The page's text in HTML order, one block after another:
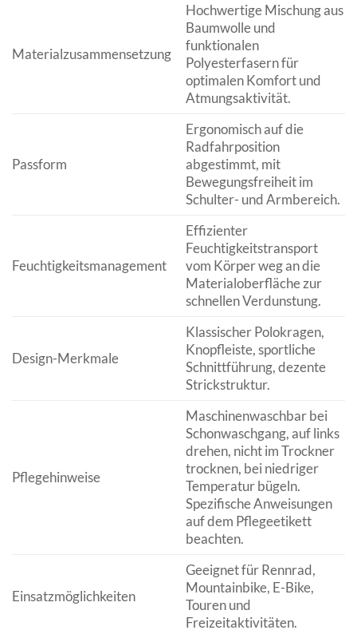
Materialzusammensetzung
Hochwertige Mischung aus
Baumwolle und
funktionalen
Polyesterfasern für
optimalen Komfort und
Atmungsaktivität.
Passform
Ergonomisch auf die
Radfahrposition
abgestimmt, mit
Bewegungsfreiheit im
Schulter- und Armbereich.
Feuchtigkeitsmanagement
Effizienter
Feuchtigkeitstransport
vom Körper weg an die
Materialoberfläche zur
schnellen Verdunstung.
Design-Merkmale
Klassischer Polokragen,
Knopfleiste, sportliche
Schnittführung, dezente
Strickstruktur.
Pflegehinweise
Maschinenwaschbar bei
Schonwaschgang, auf links
drehen, nicht im Trockner
trocknen, bei niedriger
Temperatur bügeln.
Spezifische Anweisungen
auf dem Pflegeetikett
beachten.
Einsatzmöglichkeiten
Geeignet für Rennrad,
Mountainbike, E-Bike,
Touren und
Freizeitaktivitäten.